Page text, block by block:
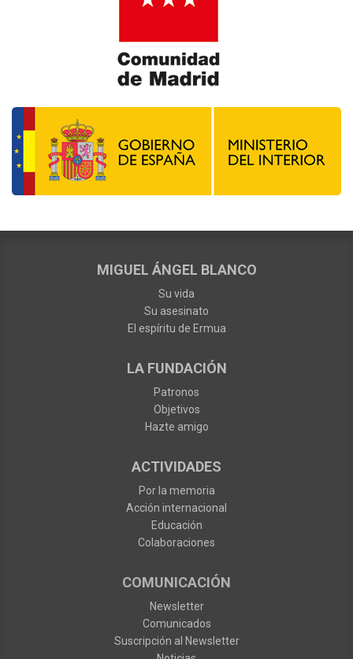
MIGUEL ÁNGEL BLANCO
Su vida
Su asesinato
El espíritu de Ermua
LA FUNDACIÓN
Patronos
Objetivos
Hazte amigo
ACTIVIDADES
Por la memoria
Acción internacional
Educación
Colaboraciones
COMUNICACIÓN
Newsletter
Comunicados
Suscripción al Newsletter